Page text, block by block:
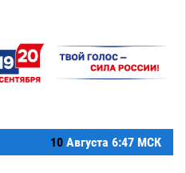
10 Августа 6:47 МСК